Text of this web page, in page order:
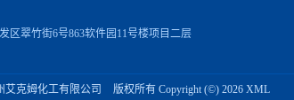
区翠竹街6号863软件园11号楼项目二层
艾克姆化工有限公司 版权所有 Copyright (©) 2026 XML